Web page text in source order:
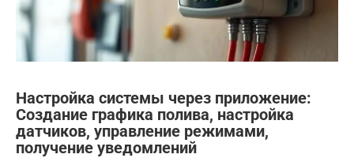
Настройка системы через приложение:
Создание графика полива, настройка
датчиков, управление режимами,
получение уведомлений